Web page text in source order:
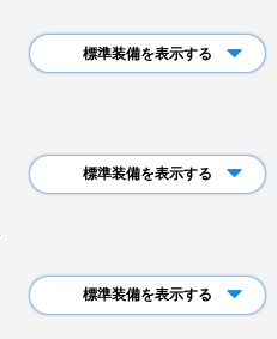
標準装備を表示する
標準装備を表示する
標準装備を表示する